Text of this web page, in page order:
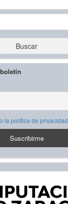
Buscar
la política de privacidad